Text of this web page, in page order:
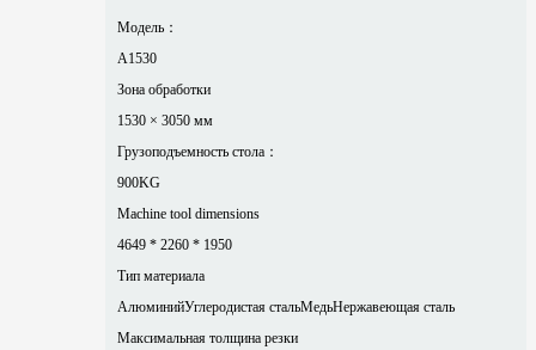
Модель：
A1530
Зона обработки
1530 × 3050 мм
Грузоподъемность стола：
900KG
Machine tool dimensions
4649 * 2260 * 1950
Тип материала
АлюминийУглеродистая стальМедьНержавеющая сталь
Максимальная толщина резки